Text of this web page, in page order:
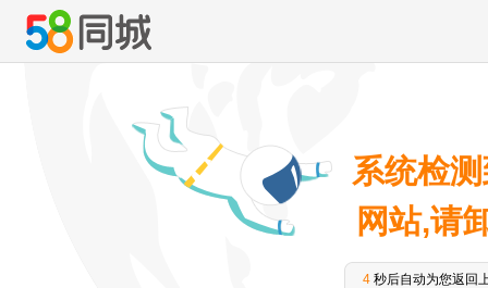
系统检
网站,请
4 秒后自动为您返回